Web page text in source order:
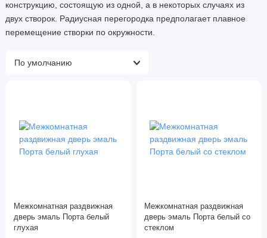
конструкцию, состоящую из одной, а в некоторых случаях из
двух створок. Радиусная перегородка предполагает плавное
перемещение створки по окружности.
Межкомнатная раздвижная
дверь эмаль Порта белый
глухая
Межкомнатная раздвижная
дверь эмаль Порта белый со
стеклом